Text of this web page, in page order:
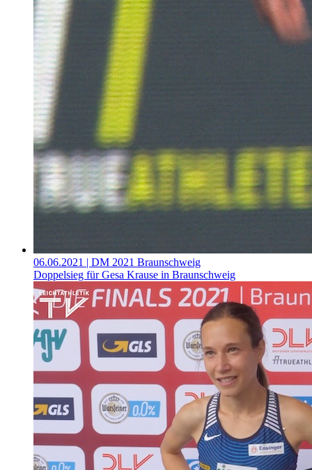
06.06.2021 | DM 2021 Braunschweig
Doppelsieg für Gesa Krause in Braunschweig